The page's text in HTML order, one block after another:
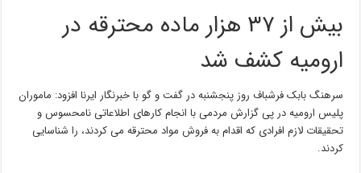
بیش از ۳۷ هزار ماده محترقه در
ارومیه کشف شد
سرهنگ بابک فرشباف روز پنجشنبه در گفت و گو با خبرنگار ایرنا افزود: ماموران
پلیس ارومیه در پی گزارش مردمی با انجام کارهای اطلاعاتی نامحسوس و
تحقیقات لازم افرادی که اقدام به فروش مواد محترقه می کردند، را شناسایی
کردند.